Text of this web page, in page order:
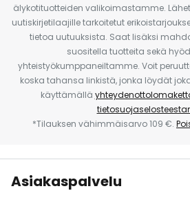
älykotituotteiden valikoimastamme.
uutiskirjetilaajille tarkoitetut
tietoa uutuuksista. Saat lisäksi
suositella tuotteita sekä
yhteistyökumppaneiltamme. Voit
koska tahansa linkistä, jonka löydät
käyttämällä
*Tilauksen vähimmäisarvo 109 €.
Asiakaspalvelu